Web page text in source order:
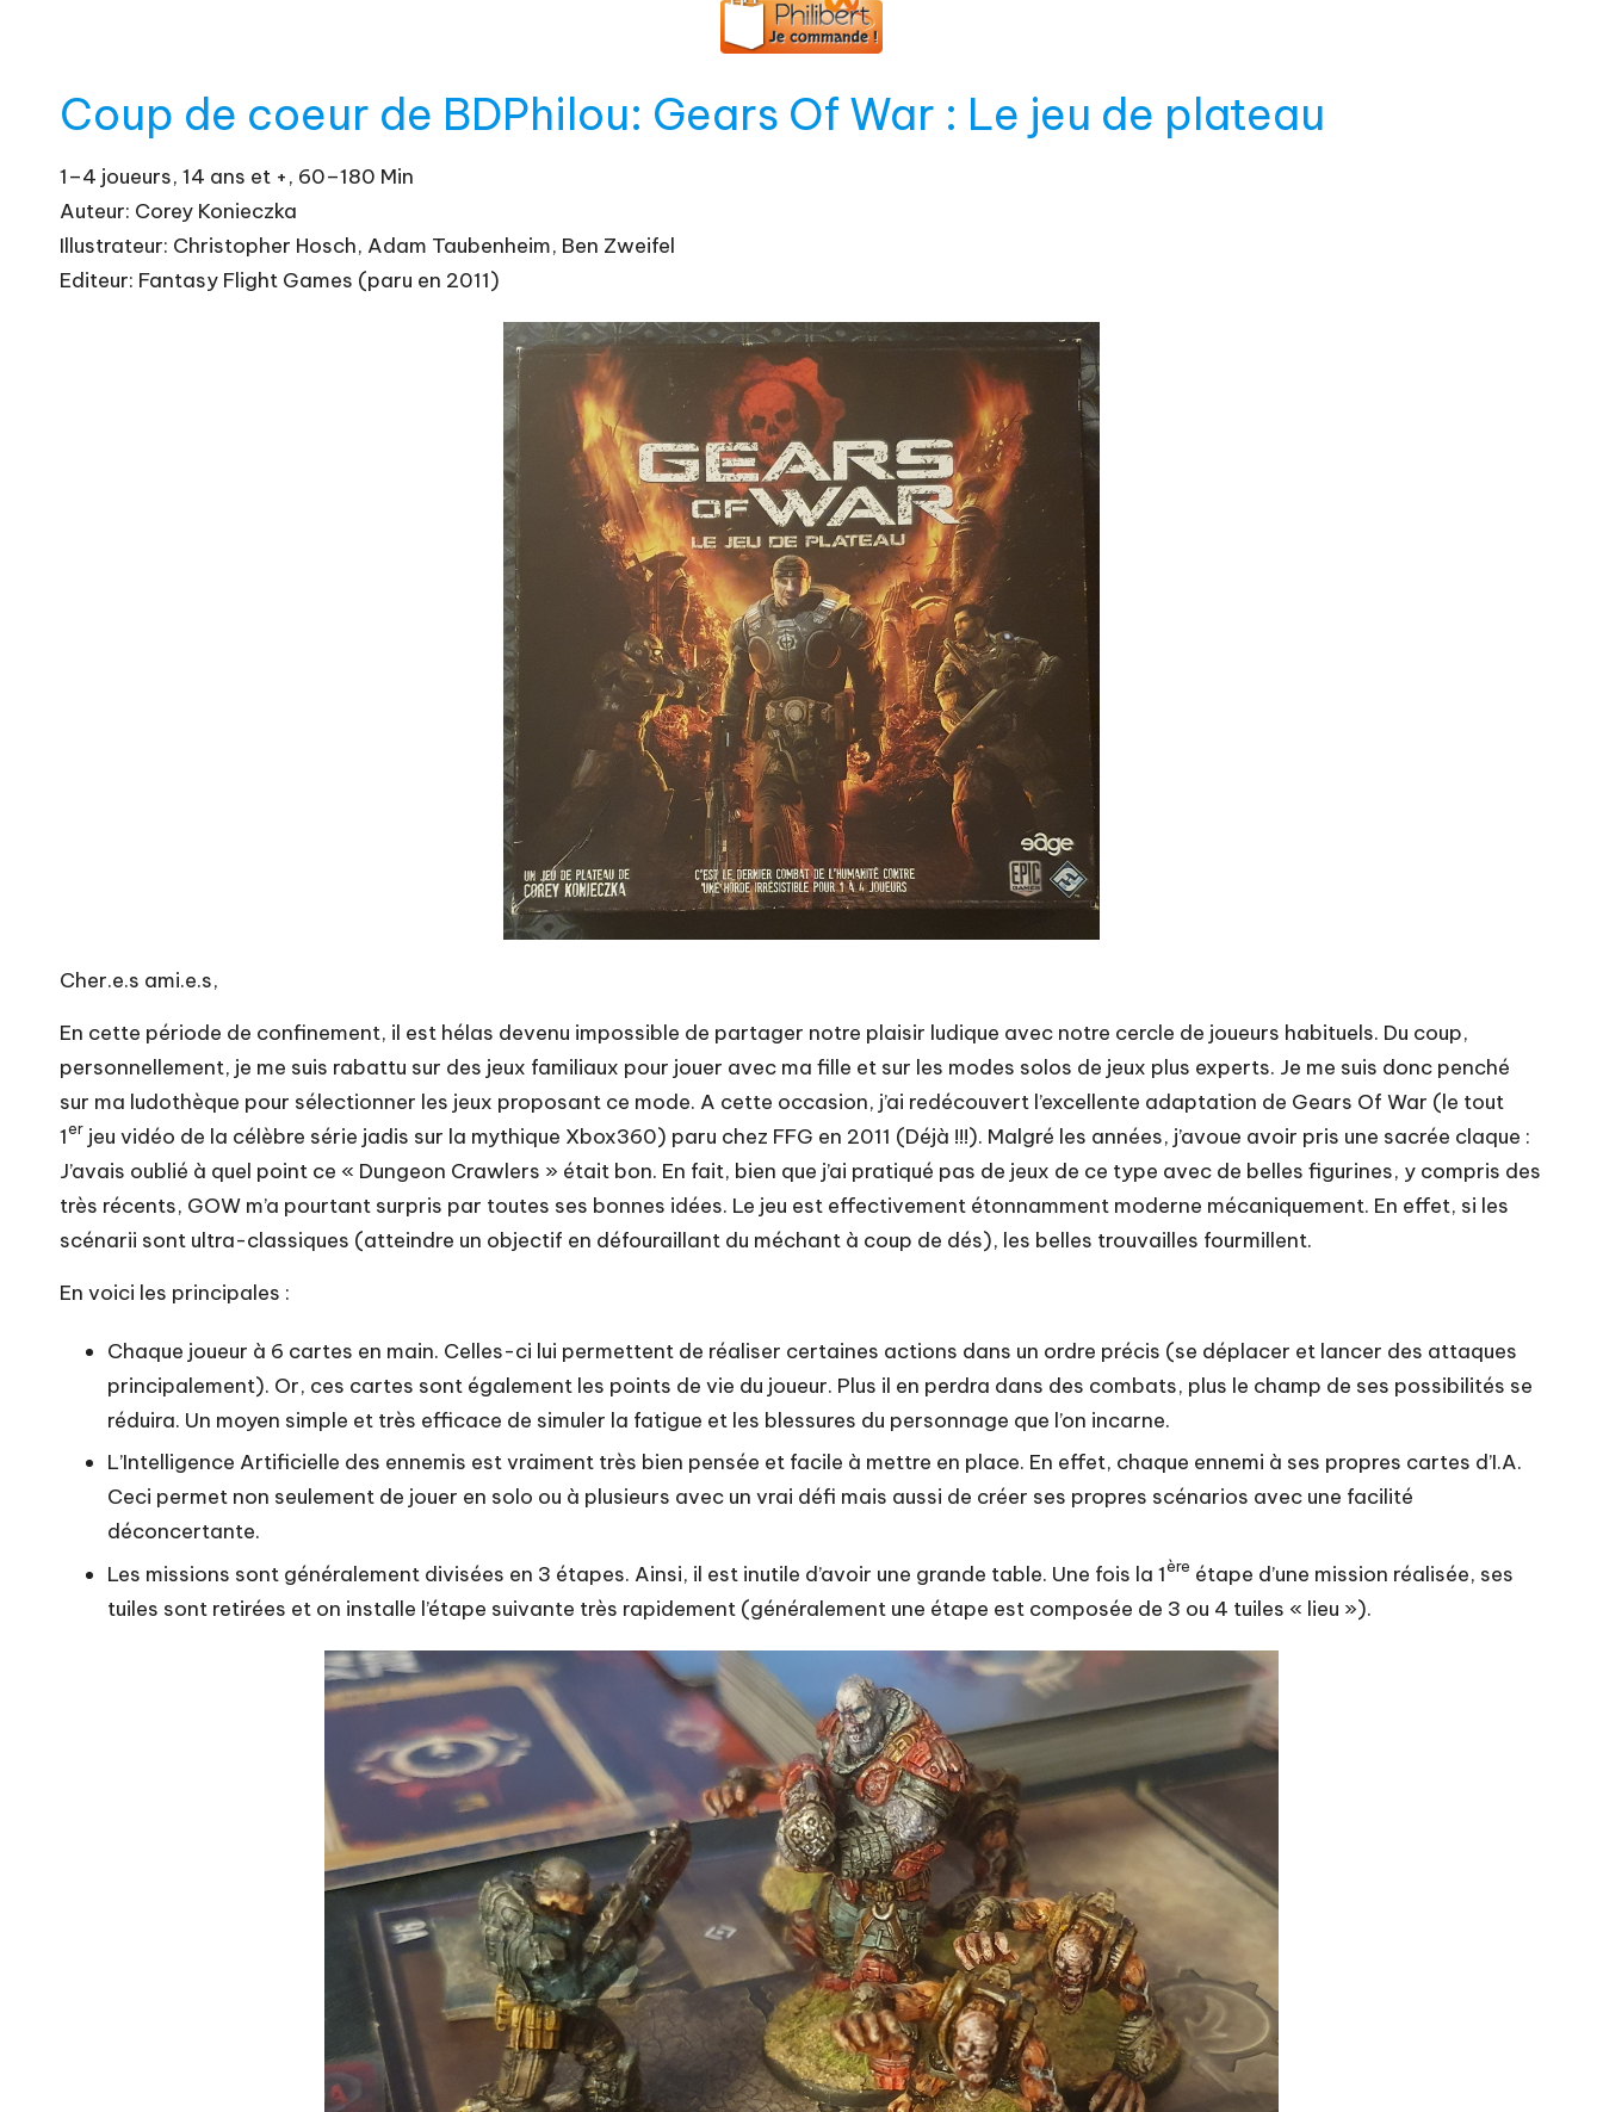
Coup de coeur de BDPhilou: Gears Of War : Le jeu de plateau
1–4 joueurs, 14 ans et +, 60–180 Min
Auteur: Corey Konieczka
Illustrateur: Christopher Hosch, Adam Taubenheim, Ben Zweifel
Editeur: Fantasy Flight Games (paru en 2011)
Cher.e.s ami.e.s,
En cette période de confinement, il est hélas devenu impossible de partager notre plaisir ludique avec notre cercle de joueurs habituels. Du coup,
personnellement, je me suis rabattu sur des jeux familiaux pour jouer avec ma fille et sur les modes solos de jeux plus experts. Je me suis donc penché
sur ma ludothèque pour sélectionner les jeux proposant ce mode. A cette occasion, j’ai redécouvert l’excellente adaptation de Gears Of War (le tout
1er jeu vidéo de la célèbre série jadis sur la mythique Xbox360) paru chez FFG en 2011 (Déjà !!!). Malgré les années, j’avoue avoir pris une sacrée claque :
J’avais oublié à quel point ce « Dungeon Crawlers » était bon. En fait, bien que j’ai pratiqué pas de jeux de ce type avec de belles figurines, y compris des
très récents, GOW m’a pourtant surpris par toutes ses bonnes idées. Le jeu est effectivement étonnamment moderne mécaniquement. En effet, si les
scénarii sont ultra-classiques (atteindre un objectif en défouraillant du méchant à coup de dés), les belles trouvailles fourmillent.
En voici les principales :
Chaque joueur à 6 cartes en main. Celles-ci lui permettent de réaliser certaines actions dans un ordre précis (se déplacer et lancer des attaques
principalement). Or, ces cartes sont également les points de vie du joueur. Plus il en perdra dans des combats, plus le champ de ses possibilités se
réduira. Un moyen simple et très efficace de simuler la fatigue et les blessures du personnage que l’on incarne.
L’Intelligence Artificielle des ennemis est vraiment très bien pensée et facile à mettre en place. En effet, chaque ennemi à ses propres cartes d’I.A.
Ceci permet non seulement de jouer en solo ou à plusieurs avec un vrai défi mais aussi de créer ses propres scénarios avec une facilité
déconcertante.
Les missions sont généralement divisées en 3 étapes. Ainsi, il est inutile d’avoir une grande table. Une fois la 1ère étape d’une mission réalisée, ses
tuiles sont retirées et on installe l’étape suivante très rapidement (généralement une étape est composée de 3 ou 4 tuiles « lieu »).